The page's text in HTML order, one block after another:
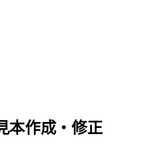
本作成・修正